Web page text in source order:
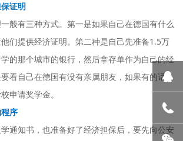
证明
有三种方式。第一是如果自己在德国有什么
们提供经济证明。第二种是自己先准备1.5万
的那个城市的银行，然后拿存单作为自己的经
看自己在德国有没有亲属朋友，如果有的话，
申请奖学金。
序
知书，也准备好了经济担保后，要先向公安